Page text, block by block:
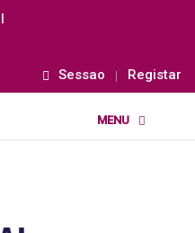
Sessao Registar